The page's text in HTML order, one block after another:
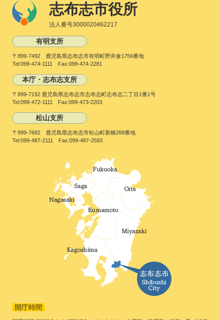
志布志市役所
法人番号3000020462217
有明支所
〒899-7492 鹿児島県志布志市有明町野井倉1756番地
Tel:099-474-1111 Fax:099-474-2281
本庁・志布志支所
〒899-7192 鹿児島県志布志市志布志町志布志二丁目1番1号
Tel:099-472-1111 Fax:099-473-2203
松山支所
〒899-7692 鹿児島県志布志市松山町新橋268番地
Tel:099-487-2111 Fax:099-487-2593
開庁時間